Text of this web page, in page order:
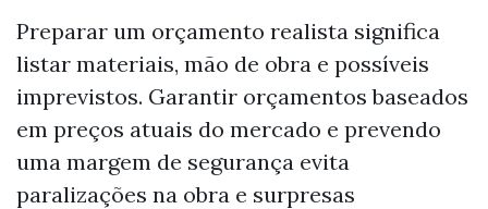
Preparar um orçamento realista significa
listar materiais, mão de obra e possíveis
imprevistos. Garantir orçamentos baseados
em preços atuais do mercado e prevendo
uma margem de segurança evita
paralizações na obra e surpresas